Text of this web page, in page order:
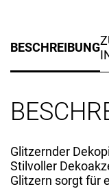
BESCHREIBUNG
Glitzernder
Stilvoller
Glitzern sorgt für